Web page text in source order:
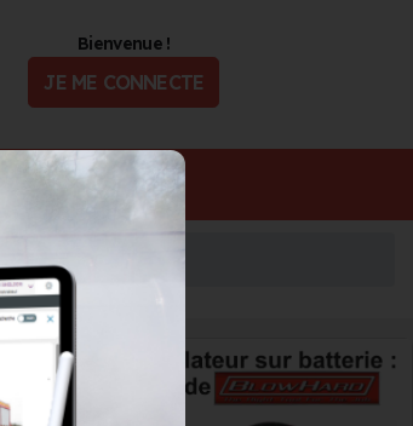
Bienvenue !
JE ME CONNECTE
Offres d'Emploi